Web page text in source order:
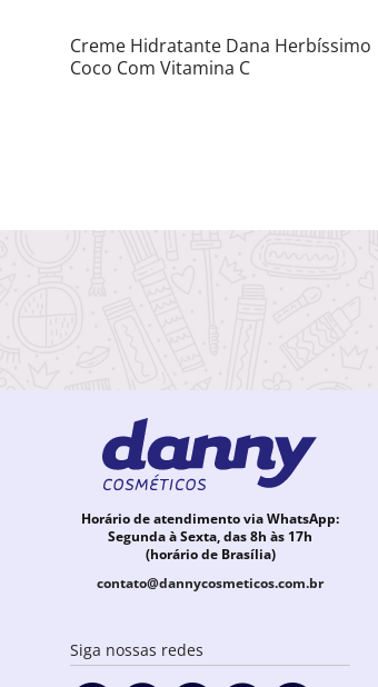
Creme Hidratante Dana Herbíssimo
Coco Com Vitamina C
Horário de atendimento via WhatsApp:
Segunda à Sexta, das 8h às 17h
(horário de Brasília)
contato@dannycosmeticos.com.br
Siga nossas redes